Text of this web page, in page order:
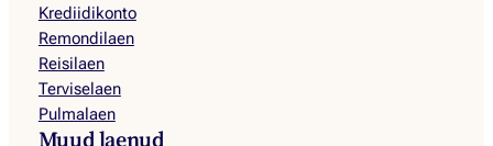
Krediidikonto
Remondilaen
Reisilaen
Terviselaen
Pulmalaen
Muud laenud